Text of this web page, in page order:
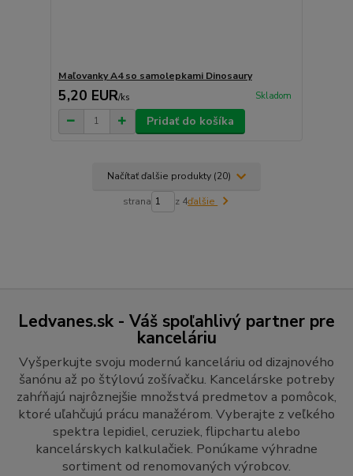
Maľovanky A4 so samolepkami Dinosaury
5,20 EUR/ks Skladom
Pridať do košíka
Načítať ďalšie produkty (20)
strana z 4ďalšie
Ledvanes.sk - Váš spoľahlivý partner pre
kanceláriu
Vyšperkujte svoju modernú kanceláriu od dizajnového
šanónu až po štýlovú zošívačku. Kancelárske potreby
zahŕňajú najrôznejšie množstvá predmetov a pomôcok,
ktoré uľahčujú prácu manažérom. Vyberajte z veľkého
spektra lepidiel, ceruziek, flipchartu alebo
kancelárskych kalkulačiek. Ponúkame výhradne
sortiment od renomovaných výrobcov.